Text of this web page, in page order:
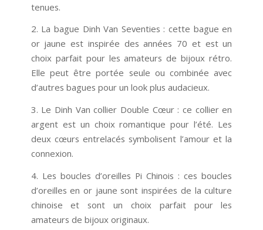
tenues.
2. La bague Dinh Van Seventies : cette bague en
or jaune est inspirée des années 70 et est un
choix parfait pour les amateurs de bijoux rétro.
Elle peut être portée seule ou combinée avec
d’autres bagues pour un look plus audacieux.
3. Le Dinh Van collier Double Cœur : ce collier en
argent est un choix romantique pour l’été. Les
deux cœurs entrelacés symbolisent l’amour et la
connexion.
4. Les boucles d’oreilles Pi Chinois : ces boucles
d’oreilles en or jaune sont inspirées de la culture
chinoise et sont un choix parfait pour les
amateurs de bijoux originaux.